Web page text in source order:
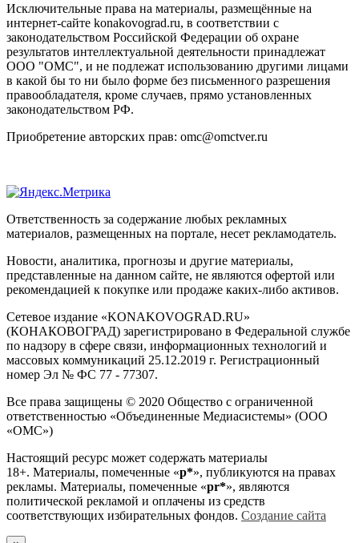
Исключительные права на материалы, размещённые на
интернет-сайте konakovograd.ru, в соответствии с
законодательством Российской Федерации об охране
результатов интеллектуальной деятельности принадлежат
ООО "ОМС", и не подлежат использованию другими лицами
в какой бы то ни было форме без письменного разрешения
правообладателя, кроме случаев, прямо установленных
законодательством РФ.
Приобретение авторских прав: omc@omctver.ru
Ответственность за содержание любых рекламных
материалов, размещенных на портале, несет рекламодатель.
Новости, аналитика, прогнозы и другие материалы,
представленные на данном сайте, не являются офертой или
рекомендацией к покупке или продаже каких-либо активов.
Сетевое издание «KONAKOVOGRAD.RU»
(КОНАКОВОГРАД) зарегистрировано в Федеральной службе
по надзору в сфере связи, информационных технологий и
массовых коммуникаций 25.12.2019 г. Регистрационный
номер Эл № ФС 77 - 77307.
Все права защищены © 2020 Общество с ограниченной
ответственностью «Объединенные Медиасистемы» (ООО
«ОМС»)
Настоящий ресурс может содержать материалы
18+. Материалы, помеченные «р*», публикуются на правах
рекламы. Материалы, помеченные «рr*», являются
политической рекламой и оплачены из средств
соответствующих избирательных фондов. Создание сайта